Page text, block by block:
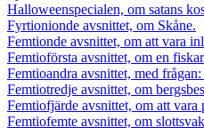
Halloweenspecialen, om satans
Fyrtionionde avsnittet, om Skåne.
Femtionde avsnittet, om att vara
Femtioförsta avsnittet, om en
Femtioandra avsnittet, med
Femtiotredje avsnittet, om
Femtiofjärde avsnittet, om att vara
Femtiofemte avsnittet, om